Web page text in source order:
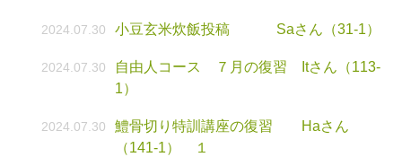
2024.07.30 小豆玄米炊飯投稿 Saさん（31-1）
2024.07.30
自由人コース ７月の復習 Itさん（113-
1）
2024.07.30
鱧骨切り特訓講座の復習 Haさん
（141-1） １